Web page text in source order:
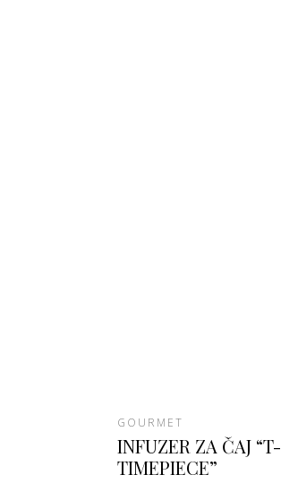
GOURMET
INFUZER ZA ČAJ “T-
TIMEPIECE”